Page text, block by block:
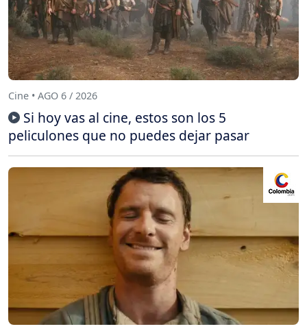
Cine • AGO 6 / 2026
Si hoy vas al cine, estos son los 5
peliculones que no puedes dejar pasar